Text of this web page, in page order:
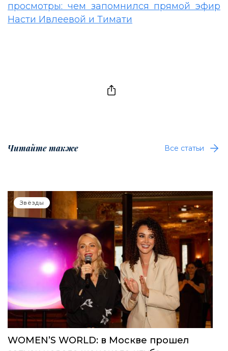
просмотры: чем запомнился прямой эфир
Насти Ивлеевой и Тимати
Читайте также Все статьи